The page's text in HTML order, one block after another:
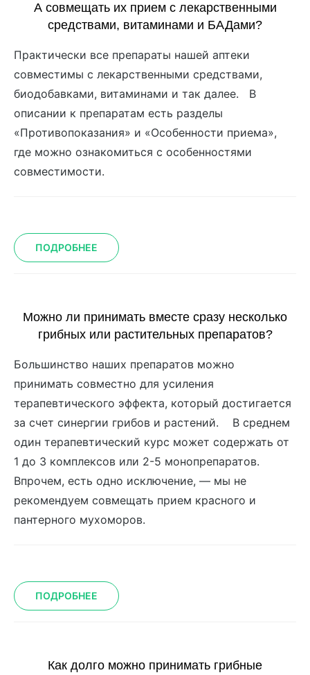
А совмещать их прием с лекарственными
средствами, витаминами и БАДами?
Практически все препараты нашей аптеки
совместимы с лекарственными средствами,
биодобавками, витаминами и так далее. В
описании к препаратам есть разделы
«Противопоказания» и «Особенности приема»,
где можно ознакомиться с особенностями
совместимости.
ПОДРОБНЕЕ
Можно ли принимать вместе сразу несколько
грибных или растительных препаратов?
Большинство наших препаратов можно
принимать совместно для усиления
терапевтического эффекта, который достигается
за счет синергии грибов и растений. В среднем
один терапевтический курс может содержать от
1 до 3 комплексов или 2-5 монопрепаратов.
Впрочем, есть одно исключение, — мы не
рекомендуем совмещать прием красного и
пантерного мухоморов.
ПОДРОБНЕЕ
Как долго можно принимать грибные